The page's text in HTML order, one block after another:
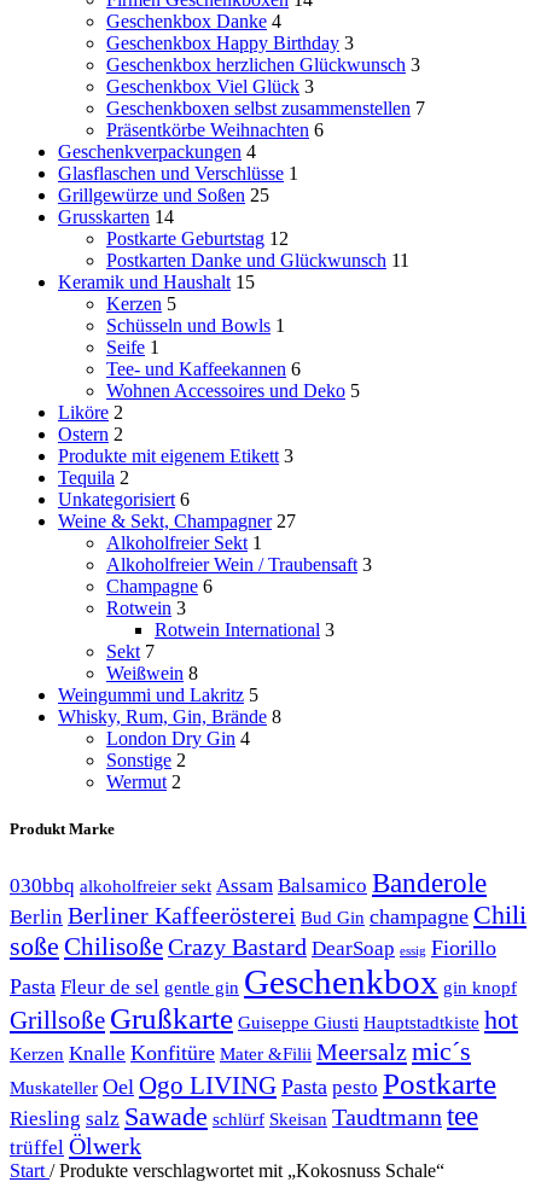
Geschenkbox Danke 4
Geschenkbox Happy Birthday 3
Geschenkbox herzlichen Glückwunsch 3
Geschenkbox Viel Glück 3
Geschenkboxen selbst zusammenstellen 7
Präsentkörbe Weihnachten 6
Geschenkverpackungen 4
Glasflaschen und Verschlüsse 1
Grillgewürze und Soßen 25
Grusskarten 14
Postkarte Geburtstag 12
Postkarten Danke und Glückwunsch 11
Keramik und Haushalt 15
Kerzen 5
Schüsseln und Bowls 1
Seife 1
Tee- und Kaffeekannen 6
Wohnen Accessoires und Deko 5
Liköre 2
Ostern 2
Produkte mit eigenem Etikett 3
Tequila 2
Unkategorisiert 6
Weine & Sekt, Champagner 27
Alkoholfreier Sekt 1
Alkoholfreier Wein / Traubensaft 3
Champagne 6
Rotwein 3
Rotwein International 3
Sekt 7
Weißwein 8
Weingummi und Lakritz 5
Whisky, Rum, Gin, Brände 8
London Dry Gin 4
Sonstige 2
Wermut 2
Produkt Marke
030bbq alkoholfreier sekt Assam Balsamico Banderole
Berlin Berliner Kaffeerösterei Bud Gin champagne Chili
soße ChilisoßeCrazy Bastard DearSoap essig Fiorillo
Pasta Fleur de sel gentle gin Geschenkbox gin knopf
Grillsoße Grußkarte Guiseppe Giusti Hauptstadtkiste hot
Kerzen Knalle Konfitüre Mater &Filii Meersalzmic´s
Muskateller Oel Ogo LIVING Pasta pesto Postkarte
Riesling salz Sawade schlürf Skeisan Taudtmann tee
trüffel Ölwerk
Start / Produkte verschlagwortet mit „Kokosnuss Schale“